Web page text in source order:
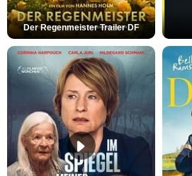
Der Regenmeister Trailer DF